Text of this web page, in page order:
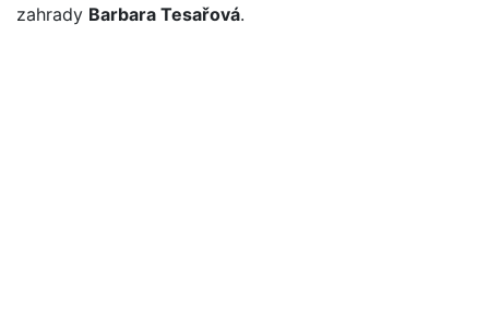
zahrady Barbara Tesařová.